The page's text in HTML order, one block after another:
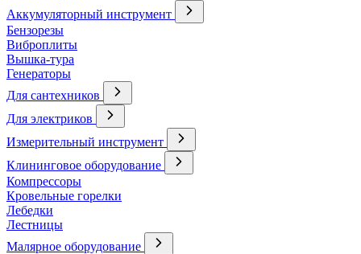
Аккумуляторный инструмент
Бензорезы
Виброплиты
Вышка-тура
Генераторы
Для сантехников
Для электриков
Измерительный инструмент
Клининговое оборудование
Компрессоры
Кровельные горелки
Лебедки
Лестницы
Малярное оборудование